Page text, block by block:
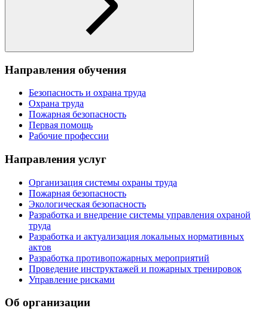
Направления обучения
Безопасность и охрана труда
Охрана труда
Пожарная безопасность
Первая помощь
Рабочие профессии
Направления услуг
Организация системы охраны труда
Пожарная безопасность
Экологическая безопасность
Разработка и внедрение системы управления охраной
труда
Разработка и актуализация локальных нормативных
актов
Разработка противопожарных мероприятий
Проведение инструктажей и пожарных тренировок
Управление рисками
Об организации